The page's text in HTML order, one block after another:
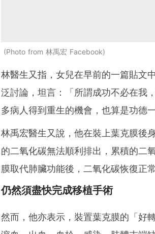
Photo from 林禹宏 Facebook
林醫生又指，女兒在早前的一篇貼文
泛討論，坦言：「所謂成功不必在我
多病人得到重生的機會，也算是功德一
林禹宏醫生又說，他在裝上葉克膜後
的二氧化碳無法順利排出，累積的二
膜取代肺臟功能後，二氧化碳恢復正
仍然須盡快完成移植手術
然而，他亦表示，裝置葉克膜的「好